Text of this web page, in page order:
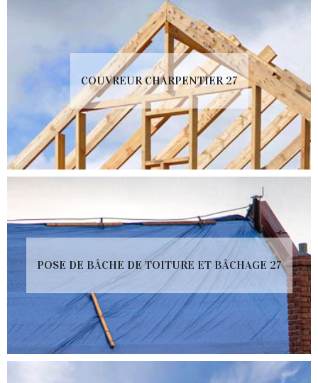
COUVREUR CHARPENTIER 27
POSE DE BÂCHE DE TOITURE ET BÂCHAGE 27